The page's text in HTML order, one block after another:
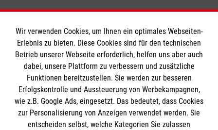
Informationen
Impressum
Datenschutz
Barrierefreiheit
Die Malteser
Wir verwenden Cookies, um Ihnen ein optimales Webseiten-
Erlebnis zu bieten. Diese Cookies sind für den technischen
Betrieb unserer Webseite erforderlich, helfen uns aber auch
dabei, unsere Plattform zu verbessern und zusätzliche
Funktionen bereitzustellen. Sie werden zur besseren
Erfolgskontrolle und Aussteuerung von Werbekampagnen,
wie z.B. Google Ads, eingesetzt. Das bedeutet, dass Cookies
zur Personalisierung von Anzeigen verwendet werden. Sie
entscheiden selbst, welche Kategorien Sie zulassen